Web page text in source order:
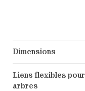
Dimensions
Liens flexibles pour
arbres